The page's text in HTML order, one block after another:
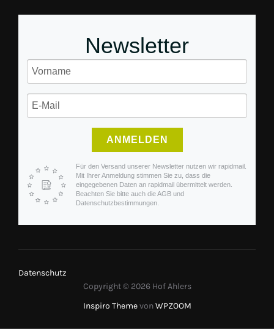
Newsletter
ANMELDEN
Für den Versand unserer Newsletter nutzen wir rapidmail.
Mit Ihrer Anmeldung stimmen Sie zu, dass die
eingegebenen Daten an rapidmail übermittelt werden.
Beachten Sie bitte auch die AGB und
Datenschutzbestimmungen.
Datenschutz
Copyright © 2026 Hof Ahlers
Inspiro ThemevonWPZOOM